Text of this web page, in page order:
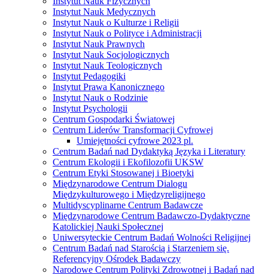
Instytut Nauk Medycznych
Instytut Nauk o Kulturze i Religii
Instytut Nauk o Polityce i Administracji
Instytut Nauk Prawnych
Instytut Nauk Socjologicznych
Instytut Nauk Teologicznych
Instytut Pedagogiki
Instytut Prawa Kanonicznego
Instytut Nauk o Rodzinie
Instytut Psychologii
Centrum Gospodarki Światowej
Centrum Liderów Transformacji Cyfrowej
Umiejętności cyfrowe 2023 pl.
Centrum Badań nad Dydaktyką Języka i Literatury
Centrum Ekologii i Ekofilozofii UKSW
Centrum Etyki Stosowanej i Bioetyki
Międzynarodowe Centrum Dialogu
Międzykulturowego i Międzyreligijnego
Multidyscyplinarne Centrum Badawcze
Międzynarodowe Centrum Badawczo-Dydaktyczne
Katolickiej Nauki Społecznej
Uniwersyteckie Centrum Badań Wolności Religijnej
Centrum Badań nad Starością i Starzeniem się.
Referencyjny Ośrodek Badawczy
Narodowe Centrum Polityki Zdrowotnej i Badań nad